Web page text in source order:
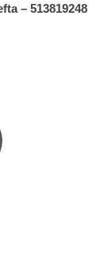
– 513819248